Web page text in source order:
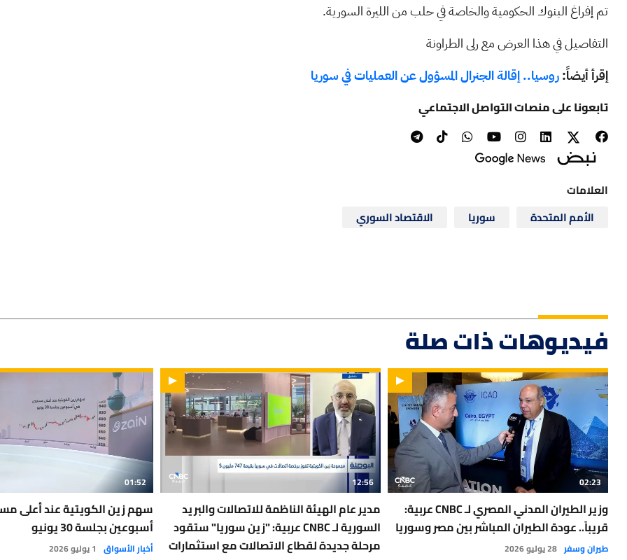
تم إفراغ البنوك الحكومية والخاصة في حلب من الليرة السورية.
التفاصيل في هذا العرض مع رلى الطراونة
إقرأ أيضاً:روسيا.. إقالة الجنرال المسؤول عن العمليات في سوريا
تابعونا على منصات التواصل الاجتماعي
العلامات
الأمم المتحدة
سوريا الاقتصاد السوري
فيديوهات ذات صلة
02:23
وزير الطيران المدني المصري لـ CNBC عربية:
قريباً.. عودة الطيران المباشر بين مصر وسوريا
طيران وسفر 28 يوليو 2026
12:56
مدير عام الهيئة الناظمة للاتصالات والبريد
السورية لـ CNBC عربية: "زين سوريا" ستقود
مرحلة جديدة لقطاع الاتصالات مع استثمارات
01:52
سهم زين الكويتية عند أعلى
أسبوعين بجلسة 30 يونيو
أخبار الأسواق 1 يوليو 2026